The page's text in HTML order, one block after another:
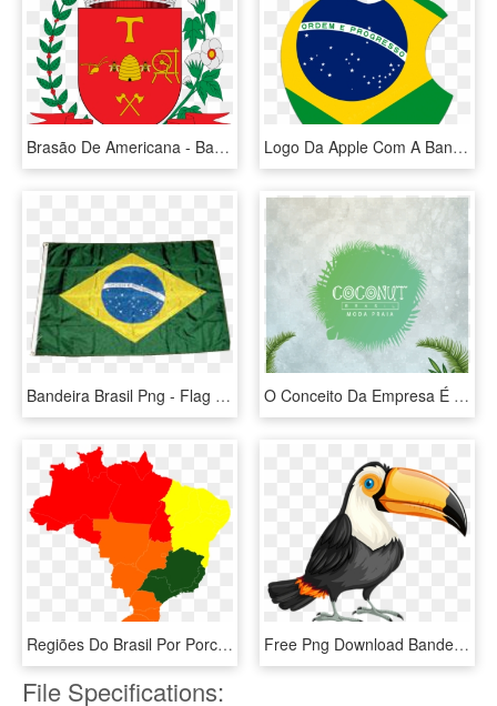
Brasão De Americana - Bandeira Do Municipio De Americana, HD Png Download Logo Da Apple Com A Bandeira Do Brasil - Brazil Flag, HD Png Download
Bandeira Brasil Png - Flag Of Brazil, Transparent Png O Conceito Da Empresa É “personalidade E Atitude” - Tree, HD Png Download
Regiões Do Brasil Por Porcentagem De Rede De Esgoto - Mapa Brasil Regioes Png, Transparent Png Free Png Download Bandeira Do Brasil Com Um Tucano - Tucan Png, Transparent Png
File Specifications: